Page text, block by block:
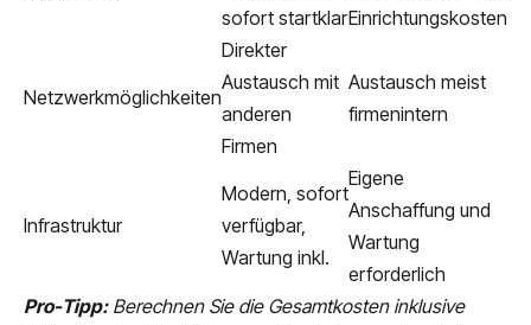
sofort startklarEinrichtungskosten
Netzwerkmöglichkeiten
Direkter
Austausch mit
anderen
Firmen
Austausch meist
firmenintern
Infrastruktur
Modern, sofort
verfügbar,
Wartung inkl.
Eigene
Anschaffung und
Wartung
erforderlich
Pro-Tipp: Berechnen Sie die Gesamtkosten inklusive